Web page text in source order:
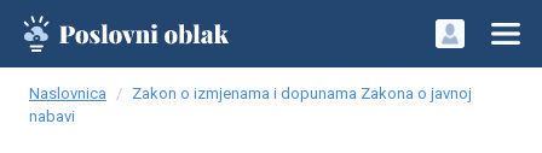
Naslovnica
Zakon o izmjenama i dopunama Zakona o javnoj
nabavi